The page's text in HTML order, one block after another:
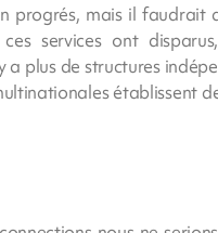
progrés, mais il faudrait
services ont
a plus de structures
établissent